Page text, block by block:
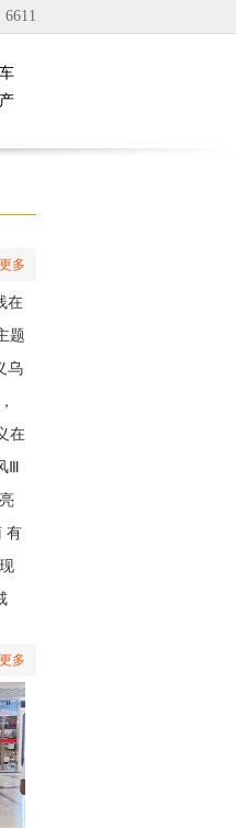
6611
更多
在
题
乌
在
Ⅲ
有
更多